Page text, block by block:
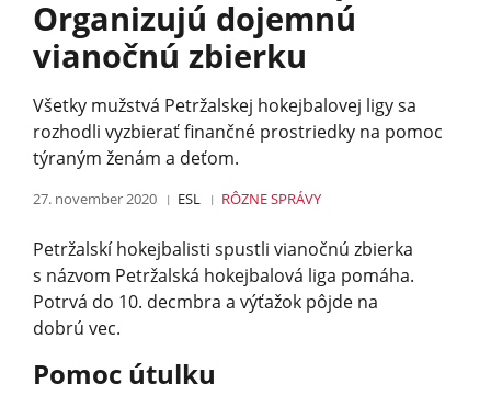
Organizujú dojemnú
vianočnú zbierku
Všetky mužstvá Petržalskej hokejbalovej ligy sa
rozhodli vyzbierať finančné prostriedky na pomoc
týraným ženám a deťom.
27. november 2020 ESL RÔZNESPRÁVY
Petržalskí hokejbalisti spustli vianočnú zbierka
s názvom Petržalská hokejbalová liga pomáha.
Potrvá do 10. decmbra a výťažok pôjde na
dobrú vec.
Pomoc útulku